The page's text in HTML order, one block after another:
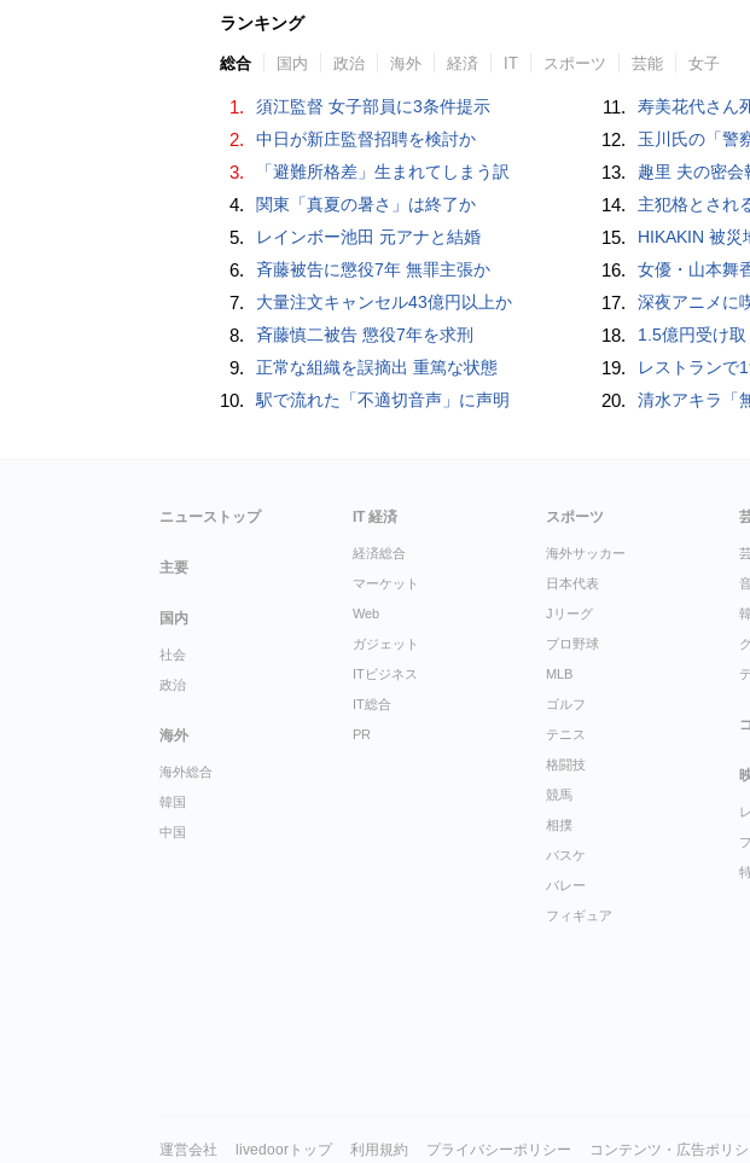
ランキング
総合 国内 政治 海外 経済 IT スポーツ 芸能 女子
1. 須江監督 女子部員に3条件提示
2. 中日が新庄監督招聘を検討か
3. 「避難所格差」生まれてしまう訳
4. 関東「真夏の暑さ」は終了か
5. レインボー池田 元アナと結婚
6. 斉藤被告に懲役7年 無罪主張か
7. 大量注文キャンセル43億円以上か
8. 斉藤慎二被告 懲役7年を求刑
9. 正常な組織を誤摘出 重篤な状態
10. 駅で流れた「不適切音声」に声明
11. 寿美花代さん
12. 玉川氏の「警
13. 趣里 夫の密会
14. 主犯格とされ
15. HIKAKIN 被災
16. 女優・山本舞
17. 深夜アニメに
18. 1.5億円受け
19. レストランで
20. 清水アキラ「
ニューストップ
主要
国内
社会
政治
海外
海外総合
韓国
中国
IT 経済
経済総合
マーケット
Web
ガジェット
ITビジネス
IT総合
PR
スポーツ
海外サッカー
日本代表
Jリーグ
プロ野球
MLB
ゴルフ
テニス
格闘技
競馬
相撲
バスケ
バレー
フィギュア
運営会社 livedoorトップ 利用規約 プライバシーポリシー コンテンツ・広告ポリ